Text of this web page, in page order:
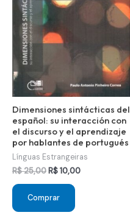
Dimensiones sintácticas del
español: su interacción con
el discurso y el aprendizaje
por hablantes de portugués
Línguas Estrangeiras
R$25,00O
original
era:
R$ 25,00.
R$10,00O
Comprar